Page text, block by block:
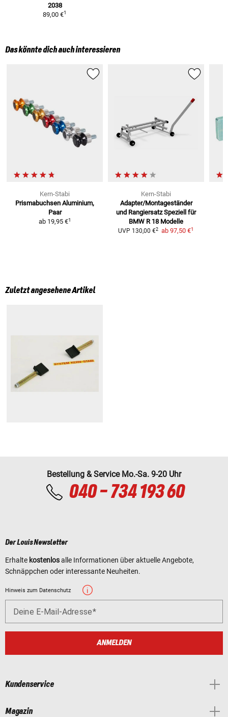
2038
89,00 €1
Das könnte dich auch interessieren
Kern-Stabi
Prismabuchsen Aluminium,
Paar
ab 19,95 €1
Kern-Stabi
Adapter/Montageständer
und Rangiersatz Speziell für
BMW R 18 Modelle
UVP 130,00 €2 ab 97,50 €1
Zuletzt angesehene Artikel
Bestellung & Service Mo.-Sa. 9-20 Uhr
040 - 734 193 60
Der Louis Newsletter
Erhalte kostenlosalle Informationen über aktuelle Angebote,
Schnäppchen oder interessante Neuheiten.
Hinweis zum Datenschutz
Deine E-Mail-Adresse
ANMELDEN
Kundenservice
Magazin